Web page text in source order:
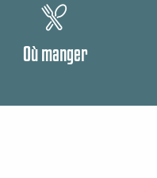
Où manger